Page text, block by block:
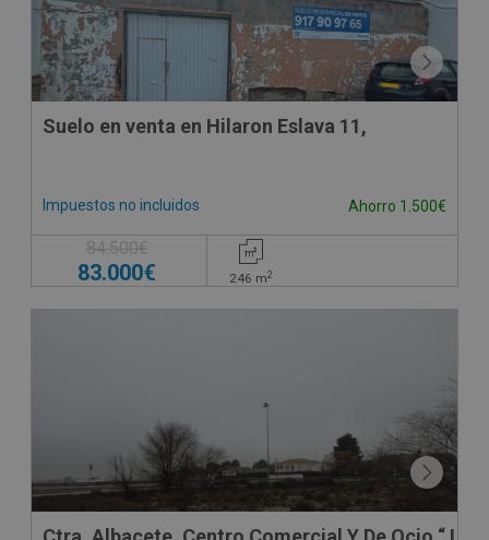
Suelo en venta en Hilaron Eslava 11,
Impuestos no incluidos Ahorro 1.500€
84.500€
83.000€ 246 m2